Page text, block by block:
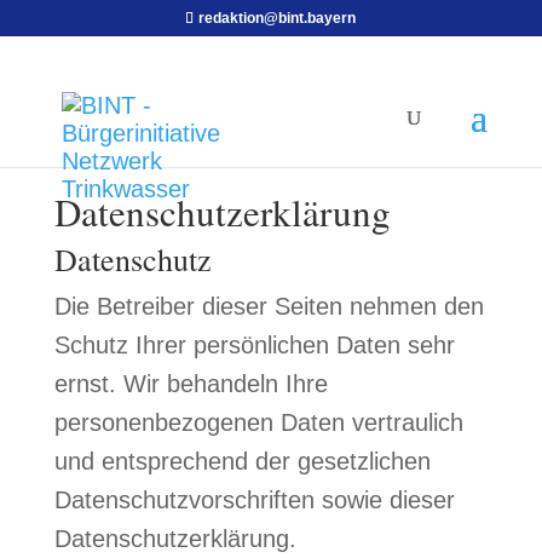
redaktion@bint.bayern
Datenschutzerklärung
Datenschutz
Die Betreiber dieser Seiten nehmen den
Schutz Ihrer persönlichen Daten sehr
ernst. Wir behandeln Ihre
personenbezogenen Daten vertraulich
und entsprechend der gesetzlichen
Datenschutzvorschriften sowie dieser
Datenschutzerklärung.